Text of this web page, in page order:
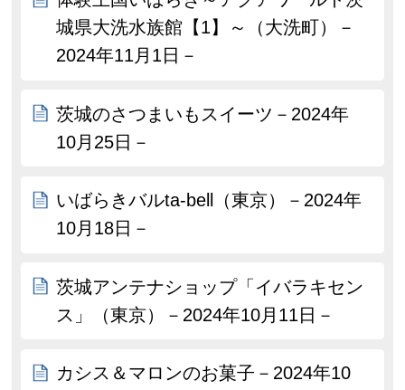
城県大洗水族館【1】～（大洗町）－
2024年11月1日－
茨城のさつまいもスイーツ－2024年
10月25日－
いばらきバルta-bell（東京）－2024年
10月18日－
茨城アンテナショップ「イバラキセン
ス」（東京）－2024年10月11日－
カシス＆マロンのお菓子－2024年10